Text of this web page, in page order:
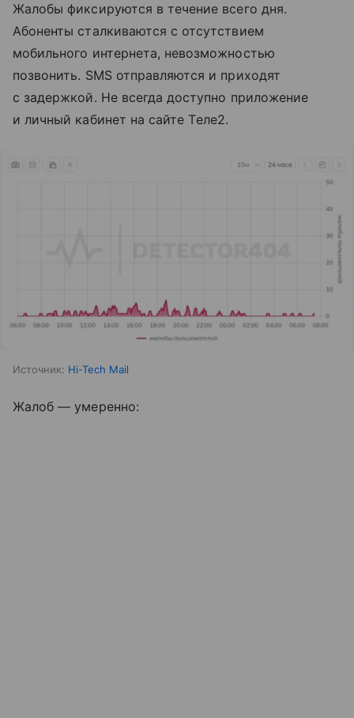
Жалобы фиксируются в течение всего дня.
Абоненты сталкиваются с отсутствием
мобильного интернета, невозможностью
позвонить. SMS отправляются и приходят
с задержкой. Не всегда доступно приложение
и личный кабинет на сайте Tеле2.
Источник: Hi-Tech Mail
Жалоб — умеренно: